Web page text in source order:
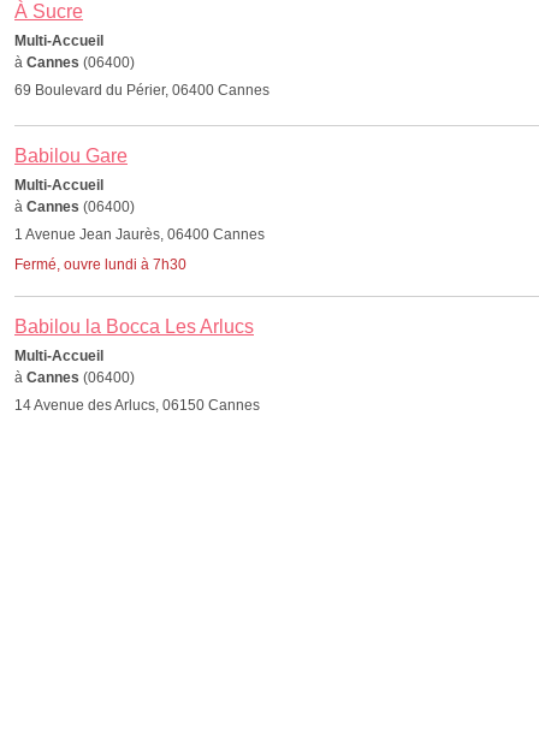
À Sucre
Multi-Accueil
à Cannes (06400)
69 Boulevard du Périer, 06400 Cannes
Babilou Gare
Multi-Accueil
à Cannes (06400)
1 Avenue Jean Jaurès, 06400 Cannes
Fermé, ouvre lundi à 7h30
Babilou la Bocca Les Arlucs
Multi-Accueil
à Cannes (06400)
14 Avenue des Arlucs, 06150 Cannes